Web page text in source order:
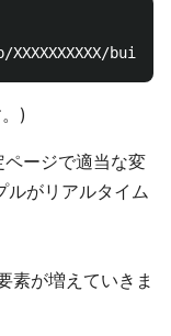
)
ージで適当な変
ルがリアルタイム
が増えていきま